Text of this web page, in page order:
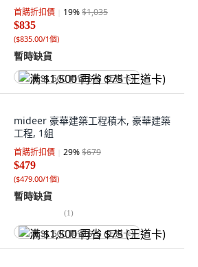
首購折扣價 19%$1,035
$835
($835.00/1個)
暫時缺貨
满 $1,500 再省 $75 (王道卡)
mideer 豪華建築工程積木, 豪華建築
工程, 1組
首購折扣價 29%$679
$479
($479.00/1個)
暫時缺貨
(1)
满 $1,500 再省 $75 (王道卡)